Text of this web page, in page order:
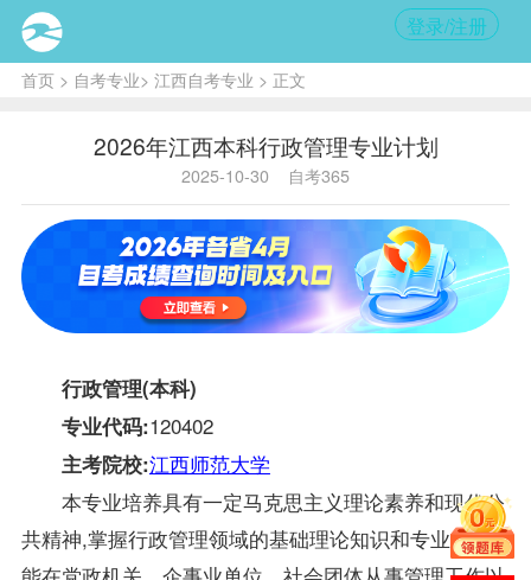
登录/注册
首页> 自考专业> 江西自考专业 > 正文
2026年江西本科行政管理专业计划
2025-10-30 自考365
行政管理(本科)
专业代码:120402
主考院校:江西师范大学
本专业培养具有一定马克思主义理论素养和现代公
共精神,掌握行政管理领域的基础理论知识和专业技能,